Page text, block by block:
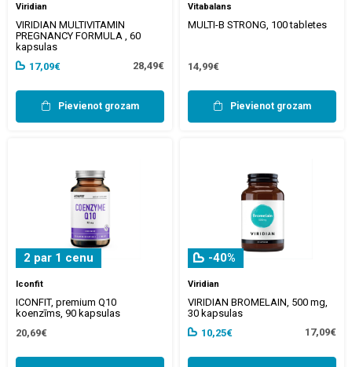
Viridian
VIRIDIAN MULTIVITAMIN
PREGNANCY FORMULA , 60
kapsulas
17,09€
28,49€
Pievienot grozam
Vitabalans
MULTI-B STRONG, 100 tabletes
14,99€
Pievienot grozam
2 par 1 cenu
Iconfit
ICONFIT, premium Q10
koenzīms, 90 kapsulas
20,69€
-40%
Viridian
VIRIDIAN BROMELAIN, 500 mg,
30 kapsulas
10,25€
17,09€